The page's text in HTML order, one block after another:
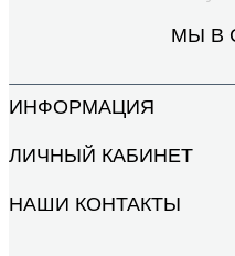
МЫ В
ИНФОРМАЦИЯ
ЛИЧНЫЙ КАБИНЕТ
НАШИ КОНТАКТЫ